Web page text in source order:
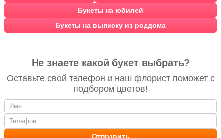
Букеты на юбилей
Букеты на выписку из роддома
Не знаете какой букет выбрать?
Оставьте свой телефон и наш флорист поможет с
подбором цветов!